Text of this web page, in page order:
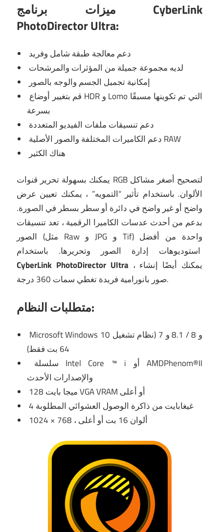
ميزات برنامج CyberLink
PhotoDirector Ultra:
دعم معالجة طبقة شامل وفريد
لديه مجموعة جميلة من المؤثرات والمرشحات
إمكانية تجميل الجسم والوجه بالصور
بسرعة
دعم تنسيقات ملفات الفيديو المتعددة
دعم الكاميرات المختلفة والصور الأصلية RAW
هناك الكثير
يمكنك بسهولة تحرير قنوات RGB لتصحيح أصغر مشاكل
الألوان. باستخدام تأثير “التمويه” ، يمكنك تعيين عرض
واضح أو غير واضح في دائرة أو سطر بسطر في الصورة.
بدعم من أحدث عدسات الكاميرا الرقمية ، تعد تنسيقات
الصور (مثل Raw و JPG و Tif) واحدة من أفضل
استوديوهات إدارة الصور وتحريرها.
CyberLink PhotoDirector Ultra ، يمكنك أيضًا إنشاء
صور بانورامية فريدة تغطي سمات 360 درجة.
متطلبات النظام:
Microsoft Windows 10 و 8 / 8.1 و 7 (نظام تشغيل
64 بت فقط)
والإصدارات الأحدث
128 ميجا بايت VGA VRAM أو أعلى
4 غيغابايت من ذاكرة الوصول العشوائي المطلوبة
1024 × 768 ، ألوان 16 بت أو أعلى